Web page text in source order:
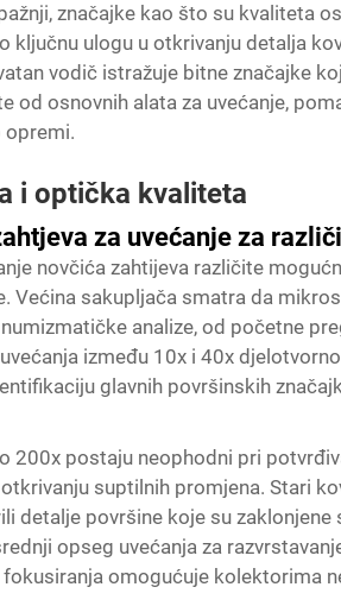
značajke kao što su kvaliteta
ključnu ulogu u otkrivanju detalja
vodič istražuje bitne značajke
od osnovnih alata za uvećanje,
opremi.
i optička kvaliteta
za uvećanje za
novčića zahtijeva različite
Većina sakupljača smatra da
analize, od početne
između 10x i 40x
glavnih površinskih
200x postaju neophodni pri
suptilnih promjena. Stari
detalje površine koje su
opseg uvećanja za
omogućuje kolektorima